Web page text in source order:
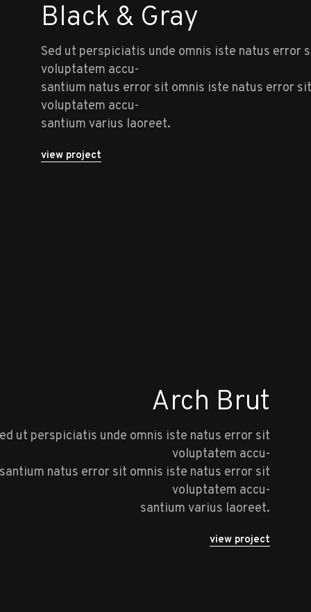
Black & Gray
Sed ut perspiciatis unde omnis iste natus error
voluptatem accu-
santium natus error sit omnis iste natus error
voluptatem accu-
santium varius laoreet.
view project
Arch Brut
ut perspiciatis unde omnis iste natus error sit
voluptatem accu-
natus error sit omnis iste natus error sit
voluptatem accu-
santium varius laoreet.
view project